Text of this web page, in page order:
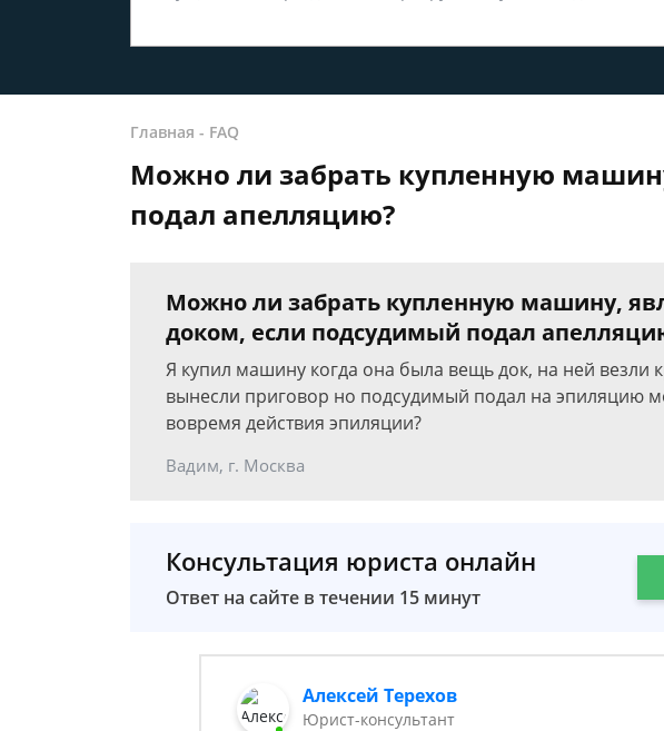
Главная - FAQ
Можно ли забрать купленную
подал апелляцию?
Можно ли забрать купленную машину,
доком, если подсудимый подал
Я купил машину когда она была вещь док, на ней везли
вынесли приговор но подсудимый подал на эпиляцию
вовремя действия эпиляции?
Вадим, г. Москва
Консультация юриста онлайн
Ответ на сайте в течении 15 минут
Алексей Терехов
Юрист-консультант